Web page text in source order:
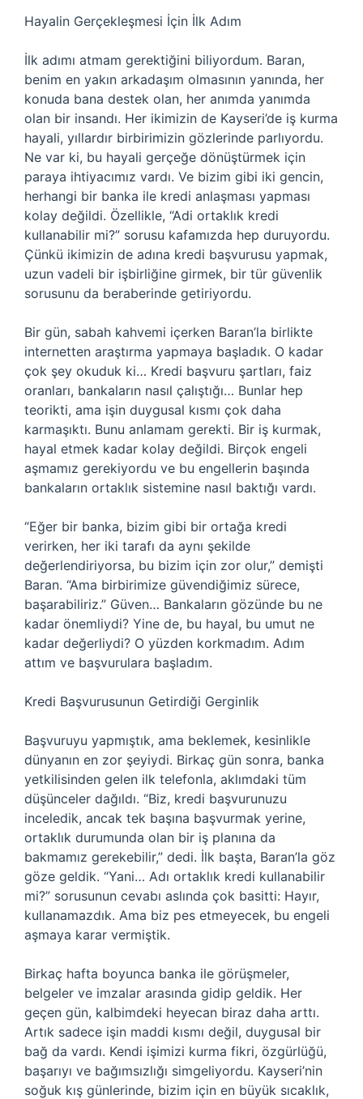
Hayalin Gerçekleşmesi İçin İlk Adım
İlk adımı atmam gerektiğini biliyordum. Baran,
benim en yakın arkadaşım olmasının yanında, her
konuda bana destek olan, her anımda yanımda
olan bir insandı. Her ikimizin de Kayseri’de iş kurma
hayali, yıllardır birbirimizin gözlerinde parlıyordu.
Ne var ki, bu hayali gerçeğe dönüştürmek için
paraya ihtiyacımız vardı. Ve bizim gibi iki gencin,
herhangi bir banka ile kredi anlaşması yapması
kolay değildi. Özellikle, “Adi ortaklık kredi
kullanabilir mi?” sorusu kafamızda hep duruyordu.
Çünkü ikimizin de adına kredi başvurusu yapmak,
uzun vadeli bir işbirliğine girmek, bir tür güvenlik
sorusunu da beraberinde getiriyordu.
Bir gün, sabah kahvemi içerken Baran’la birlikte
internetten araştırma yapmaya başladık. O kadar
çok şey okuduk ki… Kredi başvuru şartları, faiz
oranları, bankaların nasıl çalıştığı… Bunlar hep
teorikti, ama işin duygusal kısmı çok daha
karmaşıktı. Bunu anlamam gerekti. Bir iş kurmak,
hayal etmek kadar kolay değildi. Birçok engeli
aşmamız gerekiyordu ve bu engellerin başında
bankaların ortaklık sistemine nasıl baktığı vardı.
“Eğer bir banka, bizim gibi bir ortağa kredi
verirken, her iki tarafı da aynı şekilde
değerlendiriyorsa, bu bizim için zor olur,” demişti
Baran. “Ama birbirimize güvendiğimiz sürece,
başarabiliriz.” Güven… Bankaların gözünde bu ne
kadar önemliydi? Yine de, bu hayal, bu umut ne
kadar değerliydi? O yüzden korkmadım. Adım
attım ve başvurulara başladım.
Kredi Başvurusunun Getirdiği Gerginlik
Başvuruyu yapmıştık, ama beklemek, kesinlikle
dünyanın en zor şeyiydi. Birkaç gün sonra, banka
yetkilisinden gelen ilk telefonla, aklımdaki tüm
düşünceler dağıldı. “Biz, kredi başvurunuzu
inceledik, ancak tek başına başvurmak yerine,
ortaklık durumunda olan bir iş planına da
bakmamız gerekebilir,” dedi. İlk başta, Baran’la göz
göze geldik. “Yani… Adı ortaklık kredi kullanabilir
mi?” sorusunun cevabı aslında çok basitti: Hayır,
kullanamazdık. Ama biz pes etmeyecek, bu engeli
aşmaya karar vermiştik.
Birkaç hafta boyunca banka ile görüşmeler,
belgeler ve imzalar arasında gidip geldik. Her
geçen gün, kalbimdeki heyecan biraz daha arttı.
Artık sadece işin maddi kısmı değil, duygusal bir
bağ da vardı. Kendi işimizi kurma fikri, özgürlüğü,
başarıyı ve bağımsızlığı simgeliyordu. Kayseri’nin
soğuk kış günlerinde, bizim için en büyük sıcaklık,